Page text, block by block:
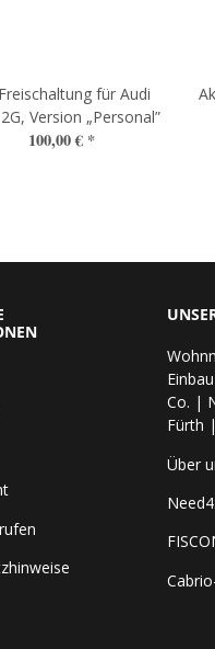
für Audi
Version „Personal”
100,00 € *
Co. |
Fürth
Über